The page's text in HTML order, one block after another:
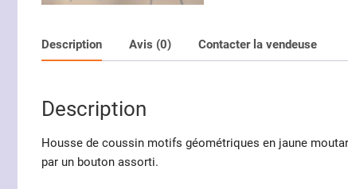
Description Avis (0) Contacter la vendeuse
Description
Housse de coussin motifs géométriques en jaune
par un bouton assorti.